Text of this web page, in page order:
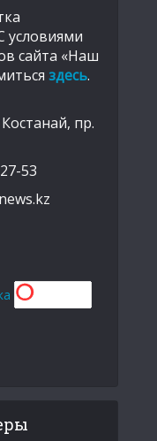
условиями
сайта «Наш
здесь.
Костанай, пр.
53